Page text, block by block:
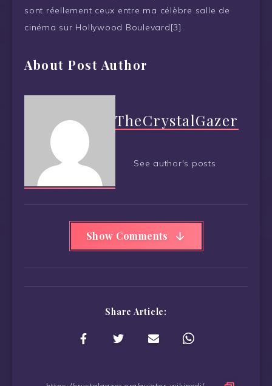
sont réellement ceux entre ma célèbre salle de
cinéma sur Hollywood Boulevard[3].
About Post Author
TheCrystalGazer
See author's posts
Show Comments
Share Article: